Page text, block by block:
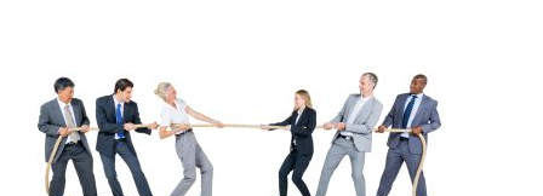
wpisu